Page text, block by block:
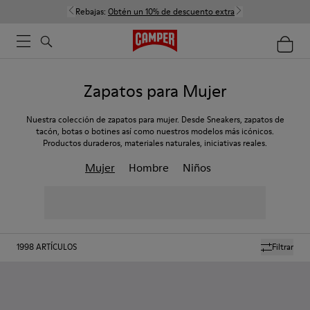
Rebajas: Obtén un 10% de descuento extra
Zapatos para Mujer
Nuestra colección de zapatos para mujer. Desde Sneakers, zapatos de
tacón, botas o botines así como nuestros modelos más icónicos.
Productos duraderos, materiales naturales, iniciativas reales.
Mujer Hombre Niños
Filtrar
1998ARTÍCULOS